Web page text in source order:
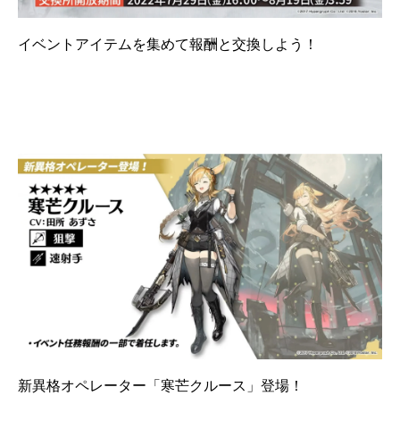
イベントアイテムを集めて報酬と交換しよう！
新異格オペレーター「寒芒クルース」登場！